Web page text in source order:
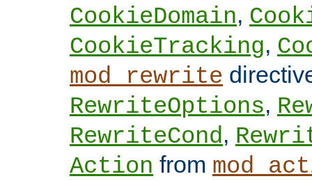
CookieDomain,
CookieTracking,
mod_rewrite
RewriteOptions,
RewriteCond,
Action from